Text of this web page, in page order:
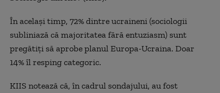
În același timp, 72% dintre ucraineni (sociologii
subliniază că majoritatea fără entuziasm) sunt
pregătiți să aprobe planul Europa-Ucraina. Doar
14% îl resping categoric.
KIIS notează că, în cadrul sondajului, au fost